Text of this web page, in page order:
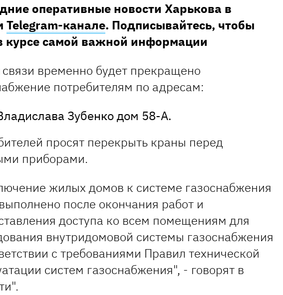
оперативные новости Харькова в
Telegram-канале. Подписывайтесь, чтобы
курсе самой важной информации
связи временно будет прекращено
потребителям по адресам:
Зубенко дом 58-А.
просят перекрыть краны перед
приборами.
жилых домов к системе газоснабжения
после окончания работ и
доступа ко всем помещениям для
внутридомовой системы газоснабжения
с требованиями Правил технической
систем газоснабжения", - говорят в